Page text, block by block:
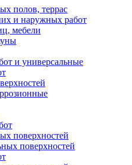
полов, террас
и наружных работ
мебели
и универсальные
поверхностей
поверхностей